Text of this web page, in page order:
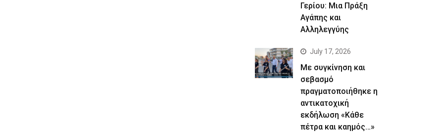
Γερίου: Μια Πράξη
Αγάπης και
Αλληλεγγύης
July 17, 2026
Με συγκίνηση και
σεβασμό
πραγματοποιήθηκε η
αντικατοχική
εκδήλωση «Κάθε
πέτρα και καημός…»